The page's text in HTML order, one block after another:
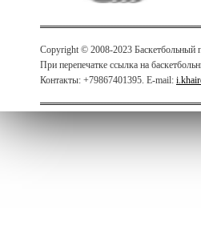
Copyright © 2008-2023 Баскетбольный
При перепечатке ссылка на
Контакты: +79867401395. E-mail: